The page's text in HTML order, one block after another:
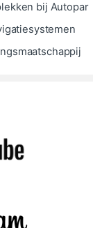
bij Autopar